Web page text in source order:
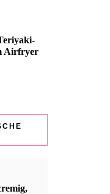
Airfryer